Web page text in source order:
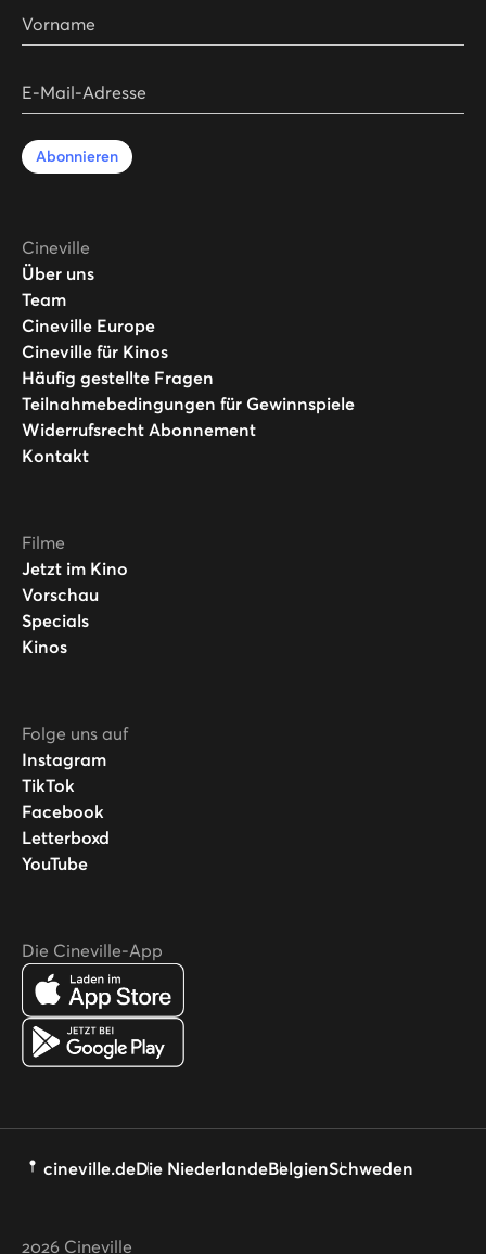
Vorname
E-Mail-Adresse
Abonnieren
Cineville
Über uns
Team
Cineville Europe
Cineville für Kinos
Häufig gestellte Fragen
Teilnahmebedingungen für Gewinnspiele
Widerrufsrecht Abonnement
Kontakt
Filme
Jetzt im Kino
Vorschau
Specials
Kinos
Folge uns auf
Instagram
TikTok
Facebook
Letterboxd
YouTube
Die Cineville-App
cineville.deDie NiederlandeBelgienSchweden
2026 Cineville